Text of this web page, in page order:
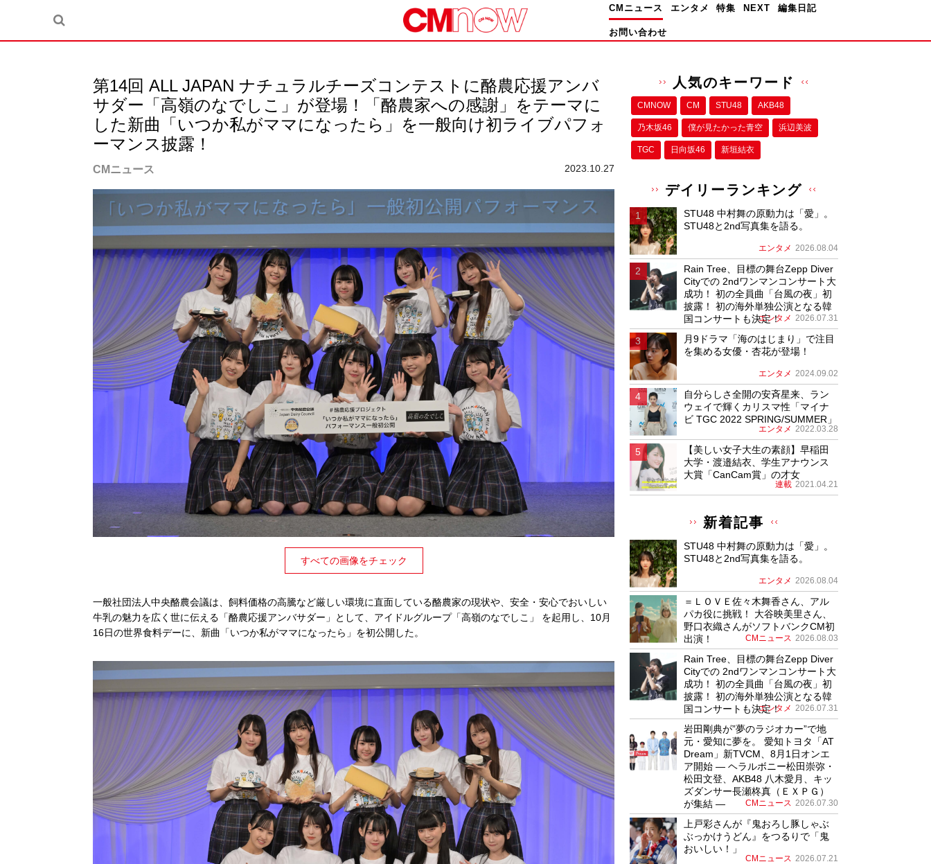
CMニュース エンタメ 特集 NEXT 編集日記
お問い合わせ
第14回 ALL JAPAN ナチュラルチーズコンテストに酪農応援アンバ
サダー「高嶺のなでしこ」が登場！「酪農家への感謝」をテーマに
した新曲「いつか私がママになったら」を一般向け初ライブパフォ
ーマンス披露！
CMニュース 2023.10.27
すべての画像をチェック
一般社団法人中央酪農会議は、飼料価格の高騰など厳しい環境に直面している酪農家の現状や、安全・安心でおいしい
牛乳の魅力を広く世に伝える「酪農応援アンバサダー」として、アイドルグループ「高嶺のなでしこ」 を起用し、10月
16日の世界食料デーに、新曲「いつか私がママになったら」を初公開した。
人気のキーワード
CMNOW CM STU48 AKB48
乃木坂46 僕が⾒たかった⻘空 浜辺美波
TGC 日向坂46 新垣結衣
デイリーランキング
STU48 中村舞の原動力は「愛」。
STU48と2nd写真集を語る。
エンタメ 2026.08.04
Rain Tree、目標の舞台Zepp Diver
Cityでの 2ndワンマンコンサート大
成功！ 初の全員曲「台風の夜」初
披露！ 初の海外単独公演となる韓
国コンサートも決定！
エンタメ 2026.07.31
月9ドラマ「海のはじまり」で注目
を集める女優・杏花が登場！
エンタメ 2024.09.02
自分らしさ全開の安斉星来、ラン
ウェイで輝くカリスマ性「マイナ
ビ TGC 2022 SPRING/SUMMER」
エンタメ 2022.03.28
【美しい女子大生の素顔】早稲田
大学・渡邉結衣、学生アナウンス
大賞「CanCam賞」の才女
連載 2021.04.21
新着記事
STU48 中村舞の原動力は「愛」。
STU48と2nd写真集を語る。
エンタメ 2026.08.04
＝ＬＯＶＥ佐々木舞香さん、アル
パカ役に挑戦！ 大谷映美里さん、
野口衣織さんがソフトバンクCM初
出演！
CMニュース 2026.08.03
Rain Tree、目標の舞台Zepp Diver
Cityでの 2ndワンマンコンサート大
成功！ 初の全員曲「台風の夜」初
披露！ 初の海外単独公演となる韓
国コンサートも決定！
エンタメ 2026.07.31
岩田剛典が”夢のラジオカー”で地
元・愛知に夢を。 愛知トヨタ「AT
Dream」新TVCM、8月1日オンエ
ア開始 ― ヘラルボニー松田崇弥・
松田文登、AKB48 八木愛月、キッ
ズダンサー長瀬柊真（ＥＸＰＧ）
が集結 ―
CMニュース 2026.07.30
上戸彩さんが『鬼おろし豚しゃぶ
ぶっかけうどん』をつるりで「鬼
おいしい！」
CMニュース 2026.07.21